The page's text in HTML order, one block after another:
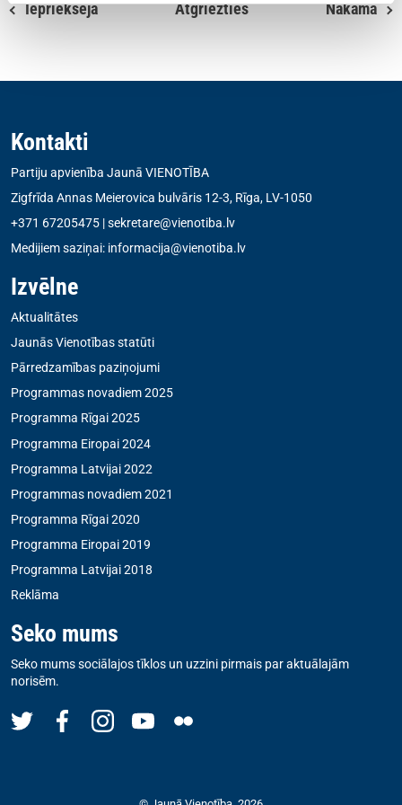
Iepriekšējā Atgriezties Nākamā
Kontakti
Partiju apvienība Jaunā VIENOTĪBA
Zigfrīda Annas Meierovica bulvāris 12-3, Rīga, LV-1050
+371 67205475 |sekretare@vienotiba.lv
Medijiem saziņai: informacija@vienotiba.lv
Izvēlne
Aktualitātes
Jaunās Vienotības statūti
Pārredzamības paziņojumi
Programmas novadiem 2025
Programma Rīgai 2025
Programma Eiropai 2024
Programma Latvijai 2022
Programmas novadiem 2021
Programma Rīgai 2020
Programma Eiropai 2019
Programma Latvijai 2018
Reklāma
Seko mums
Seko mums sociālajos tīklos un uzzini pirmais par aktuālajām
norisēm.